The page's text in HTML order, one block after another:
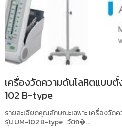
เครื่องวัดความดันโลหิตแบบ
102 B-type
รายละเอียดคุณลักษณะเฉพาะ เครื่องวัด
รุ่น UM-102 B-type วัตถ�...